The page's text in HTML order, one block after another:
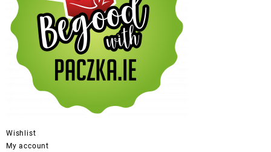
Wishlist
My account